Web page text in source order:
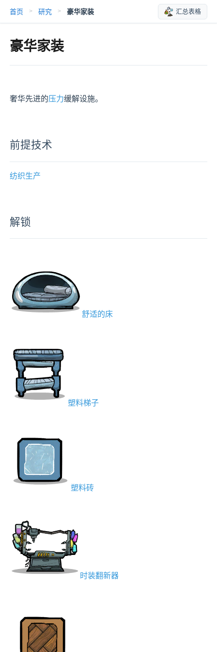
首页 > 研究 > 豪华家装 汇总表格
豪华家装
奢华先进的压力缓解设施。
前提技术
纺织生产
解锁
舒适的床
塑料梯子
塑料砖
时装翻新器